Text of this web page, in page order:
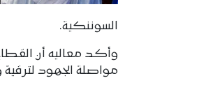
السوننكية.
وأكد معاليه أن
مواصلة الجهود